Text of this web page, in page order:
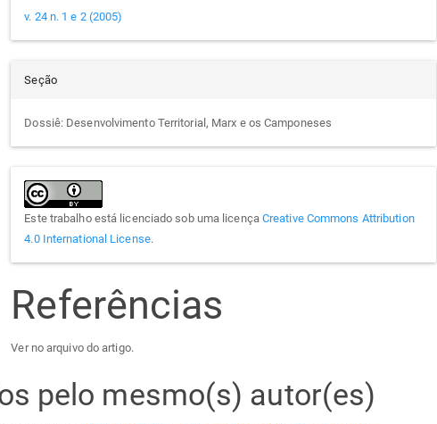
v. 24 n. 1 e 2 (2005)
Seção
Dossiê: Desenvolvimento Territorial, Marx e os Camponeses
Este trabalho está licenciado sob uma licença Creative Commons Attribution
4.0 International License.
Referências
Ver no arquivo do artigo.
pelo mesmo(s) autor(es)